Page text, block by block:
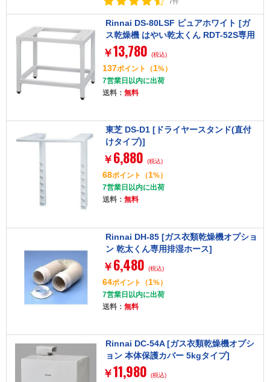
Rinnai DS-80LSF ピュアホワイト [ガ
ス乾燥機 はやい乾太くん RDT-52S専用
台(低)]
￥13,780 (税込)
137ポイント （1%）
7営業日以内に出荷
送料： 無料
東芝 DS-D1 [ドライヤースタンド(直付
けタイプ)]
￥ 6,880 (税込)
68ポイント （1%）
7営業日以内に出荷
送料： 無料
Rinnai DH-85 [ガス衣類乾燥機オプショ
ン 乾太くん専用排湿ホース]
￥ 6,480 (税込)
64ポイント （1%）
7営業日以内に出荷
送料： 無料
Rinnai DC-54A [ガス衣類乾燥機オプシ
ョン 本体保護カバー 5kgタイプ]
￥11,980 (税込)